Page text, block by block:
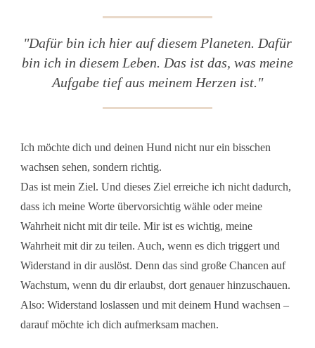
"Dafür bin ich hier auf diesem Planeten. Dafür
bin ich in diesem Leben. Das ist das, was meine
Aufgabe tief aus meinem Herzen ist."
Ich möchte dich und deinen Hund nicht nur ein bisschen
wachsen sehen, sondern richtig.
Das ist mein Ziel. Und dieses Ziel erreiche ich nicht dadurch,
dass ich meine Worte übervorsichtig wähle oder meine
Wahrheit nicht mit dir teile. Mir ist es wichtig, meine
Wahrheit mit dir zu teilen. Auch, wenn es dich triggert und
Widerstand in dir auslöst. Denn das sind große Chancen auf
Wachstum, wenn du dir erlaubst, dort genauer hinzuschauen.
Also: Widerstand loslassen und mit deinem Hund wachsen –
darauf möchte ich dich aufmerksam machen.